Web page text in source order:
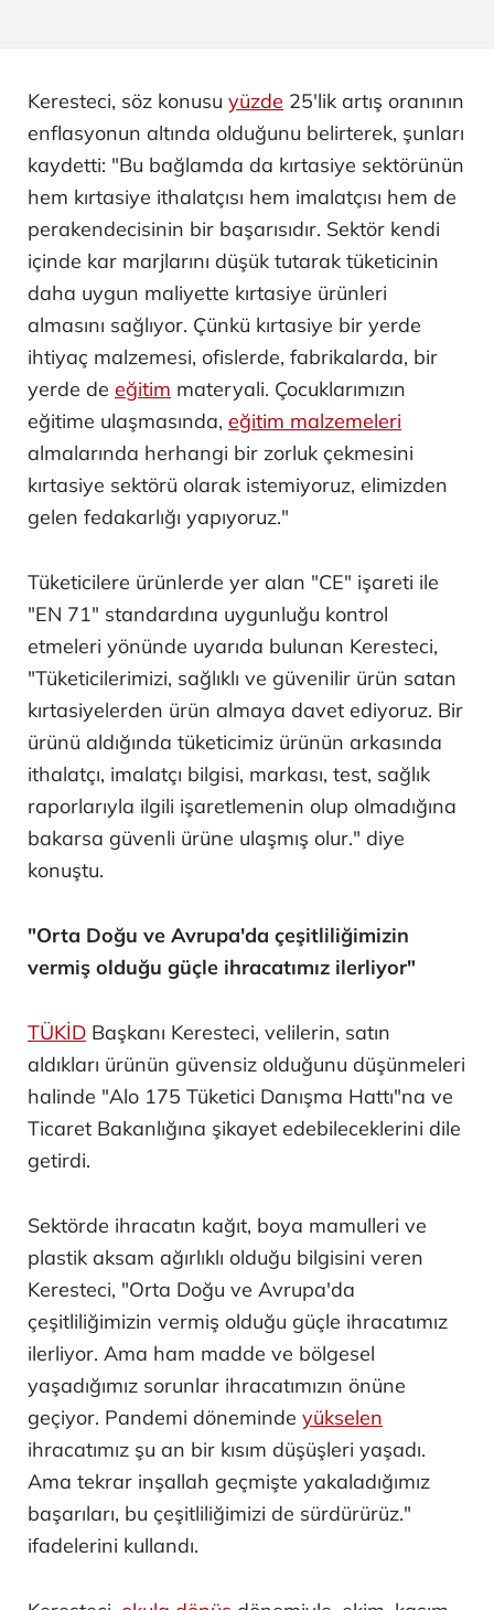
Keresteci, söz konusu yüzde 25'lik artış oranının
enflasyonun altında olduğunu belirterek, şunları
kaydetti: "Bu bağlamda da kırtasiye sektörünün
hem kırtasiye ithalatçısı hem imalatçısı hem de
perakendecisinin bir başarısıdır. Sektör kendi
içinde kar marjlarını düşük tutarak tüketicinin
daha uygun maliyette kırtasiye ürünleri
almasını sağlıyor. Çünkü kırtasiye bir yerde
ihtiyaç malzemesi, ofislerde, fabrikalarda, bir
yerde de eğitim materyali. Çocuklarımızın
eğitime ulaşmasında, eğitim malzemeleri
almalarında herhangi bir zorluk çekmesini
kırtasiye sektörü olarak istemiyoruz, elimizden
gelen fedakarlığı yapıyoruz."
Tüketicilere ürünlerde yer alan "CE" işareti ile
"EN 71" standardına uygunluğu kontrol
etmeleri yönünde uyarıda bulunan Keresteci,
"Tüketicilerimizi, sağlıklı ve güvenilir ürün satan
kırtasiyelerden ürün almaya davet ediyoruz. Bir
ürünü aldığında tüketicimiz ürünün arkasında
ithalatçı, imalatçı bilgisi, markası, test, sağlık
raporlarıyla ilgili işaretlemenin olup olmadığına
bakarsa güvenli ürüne ulaşmış olur." diye
konuştu.
"Orta Doğu ve Avrupa'da çeşitliliğimizin
vermiş olduğu güçle ihracatımız ilerliyor"
TÜKİD Başkanı Keresteci, velilerin, satın
aldıkları ürünün güvensiz olduğunu düşünmeleri
halinde "Alo 175 Tüketici Danışma Hattı"na ve
Ticaret Bakanlığına şikayet edebileceklerini dile
getirdi.
Sektörde ihracatın kağıt, boya mamulleri ve
plastik aksam ağırlıklı olduğu bilgisini veren
Keresteci, "Orta Doğu ve Avrupa'da
çeşitliliğimizin vermiş olduğu güçle ihracatımız
ilerliyor. Ama ham madde ve bölgesel
yaşadığımız sorunlar ihracatımızın önüne
geçiyor. Pandemi döneminde yükselen
ihracatımız şu an bir kısım düşüşleri yaşadı.
Ama tekrar inşallah geçmişte yakaladığımız
başarıları, bu çeşitliliğimizi de sürdürürüz."
ifadelerini kullandı.